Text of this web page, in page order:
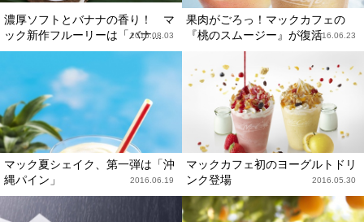
濃厚ソフトとバナナの香り！ マ
ック新作フルーリーは「バナ...
2016.08.03
果肉がごろっ！マックカフェの
『桃のスムージー』が復活2016.06.23
マック夏シェイク、第一弾は「沖
縄パイン」
2016.06.19
マックカフェ初のヨーグルトドリ
ンク登場
2016.05.30